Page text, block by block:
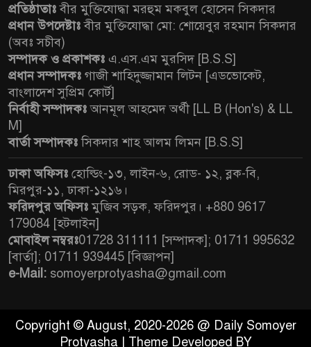
প্রতিষ্ঠাতাঃবীর মুক্তিযোদ্ধা মরহুম মকবুল হোসেন সিকদার
প্রধান উপদেষ্টাঃবীর মুক্তিযোদ্ধা মো: শোয়েবুর রহমান সিকদার
(অবঃ সচীব)
সম্পাদক ও প্রকাশকঃ এ.এস.এম মুরসিদ [B.S.S]
প্রধান সম্পাদকঃ গাজী শাহিদুজ্জামান লিটন [এডভোকেট,
বাংলাদেশ সুপ্রিম কোর্ট]
নির্বাহী সম্পাদকঃআনমূল আহমেদ অর্থী [LL B (Hon's) & LL
M]
বার্তা সম্পাদকঃসিকদার শাহ আলম লিমন [B.S.S]
ঢাকা অফিসঃ হোল্ডিং-১৩, লাইন-৬, রোড- ১২, ব্লক-বি,
মিরপুর-১১, ঢাকা-১২১৬।
ফরিদপুর অফিসঃমুজিব সড়ক, ফরিদপুর। +880 9617
179084 [হটলাইন]
মোবাইল নম্বরঃ01728 311111 [সম্পাদক]; 01711 995632
[বার্তা]; 01711 939445 [বিজ্ঞাপন]
e-Mail: somoyerprotyasha@gmail.com
Copyright © August, 2020-2026 @ Daily Somoyer
Protyasha | Theme Developed BY